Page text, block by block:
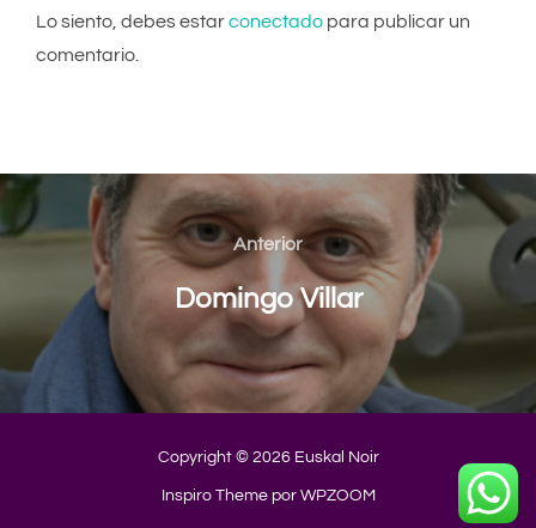
Lo siento, debes estarconectado para publicar un
comentario.
Navegación
de
entradas
Anterior
Anterior
Domingo Villar
Copyright © 2026 Euskal Noir
Inspiro Themepor WPZOOM